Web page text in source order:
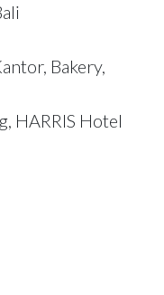
Bakery,
HARRIS Hotel